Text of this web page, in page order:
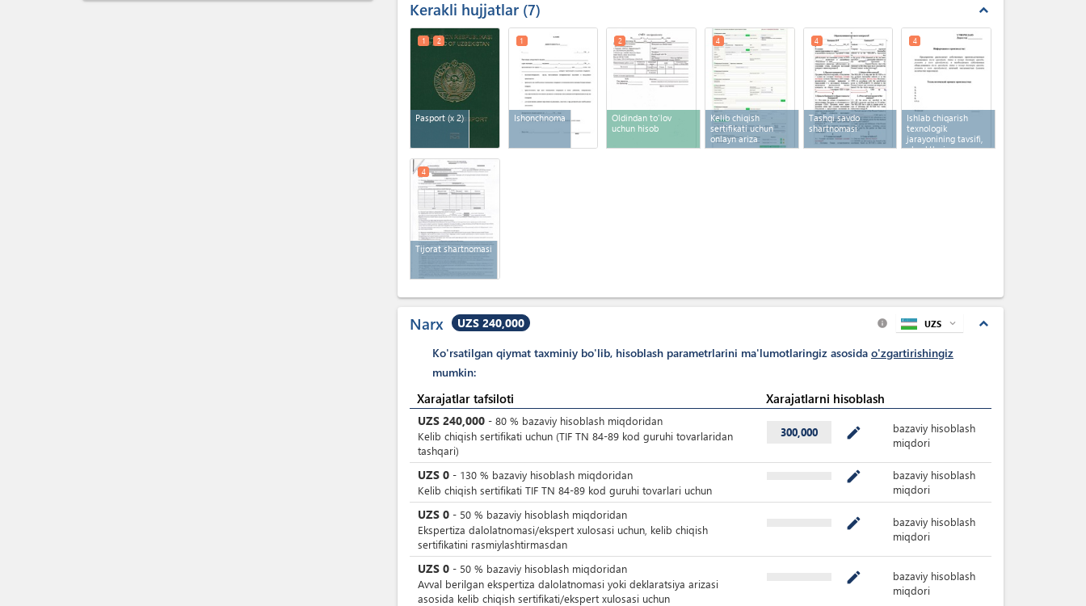
Kerakli hujjatlar 7 expand_less
Pasport(x 2)
1 2
Ishonchnoma
1
Oldindan to'lov
uchun hisob
2
Kelib chiqish
sertifikati uchun
onlayn ariza
4
Tashqi savdo
shartnomasi
4
Ishlab chiqarish
texnologik
jarayonining tavsifi,
obyektlari va
4
Tijorat shartnomasi
4
Narx UZS 240,000 expand_less
info UZS expand_more
Ko'rsatilgan qiymat taxminiy bo'lib, hisoblash parametrlarini ma'lumotlaringiz asosida o'zgartirishingiz
mumkin:
Xarajatlar tafsiloti Xarajatlarni hisoblash
UZS 240,000 - 80 % bazaviy hisoblash miqdoridan
Kelib chiqish sertifikati uchun (TIF TN 84-89 kod guruhi tovarlaridan
tashqari)
300,000 mode_edit
bazaviy hisoblash
miqdori
UZS 0 - 130 % bazaviy hisoblash miqdoridan
Kelib chiqish sertifikati TIF TN 84-89 kod guruhi tovarlari uchun
mode_edit
bazaviy hisoblash
miqdori
UZS 0 - 50 % bazaviy hisoblash miqdoridan
Ekspertiza dalolatnomasi/ekspert xulosasi uchun, kelib chiqish
sertifikatini rasmiylashtirmasdan
mode_edit
bazaviy hisoblash
miqdori
UZS 0 - 50 % bazaviy hisoblash miqdoridan
Avval berilgan ekspertiza dalolatnomasi yoki deklaratsiya arizasi
asosida kelib chiqish sertifikati/ekspert xulosasi uchun
mode_edit
bazaviy hisoblash
miqdori